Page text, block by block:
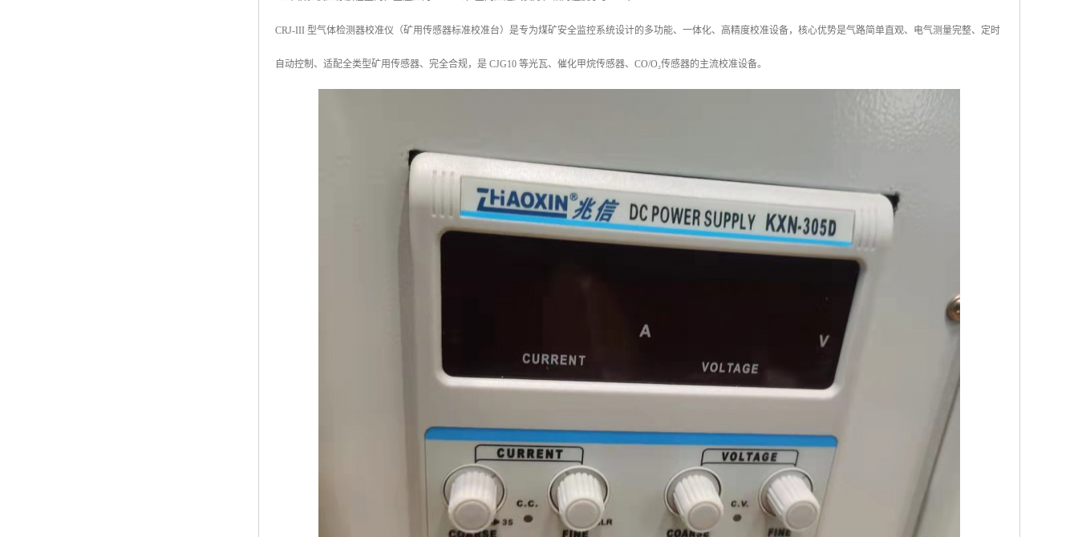
CRJ-III 型气体检测器校准仪（矿用传感器标准校准台）是专为煤矿安全监控系统设计的多功能、一体化、高精度校准设备，核心优势是气路简单直观、电气测量完整、定时
自动控制、适配全类型矿用传感器、完全合规，是 CJG10 等光瓦、催化甲烷传感器、CO/O₂传感器的主流校准设备。